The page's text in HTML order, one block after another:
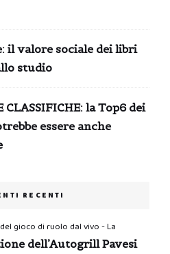
il valore sociale dei libri
studio
CLASSIFICHE: la Top6 dei
essere anche
RECENTI
gioco di ruolo dal vivo - La
dell’Autogrill Pavesi